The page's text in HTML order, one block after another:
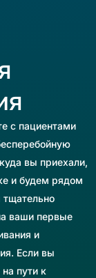
с пациентами
вы приехали,
и будем рядом
ваши первые
и
Если вы
пути к